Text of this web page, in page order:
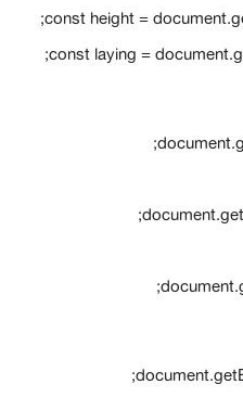
const height =
const laying =